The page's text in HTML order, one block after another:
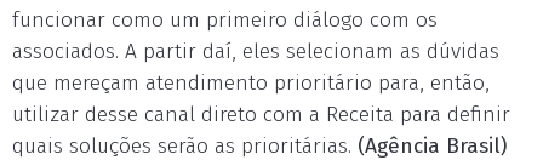
funcionar como um primeiro diálogo com os
associados. A partir daí, eles selecionam as dúvidas
que mereçam atendimento prioritário para, então,
utilizar desse canal direto com a Receita para definir
quais soluções serão as prioritárias. (Agência Brasil)